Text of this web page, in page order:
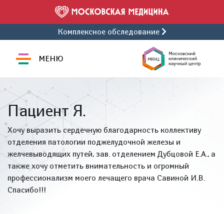
Комплексное обследование
МЕНЮ
Пациент Я.
Хочу выразить сердечную благодарность коллективу
отделения патологии поджелудочной железы и
желчевыводящих путей, зав. отделением Дубцовой Е.А., а
также хочу отметить внимательность и огромный
профессионализм моего лечащего врача Савиной И.В.
Спасибо!!!